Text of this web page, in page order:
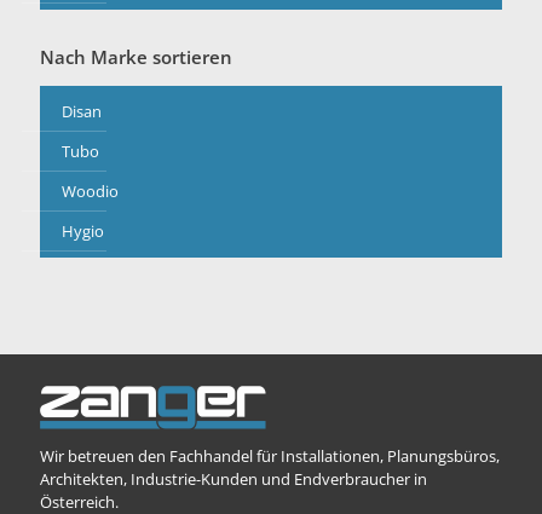
Nach Marke sortieren
Disan
Tubo
Woodio
Hygio
Wir betreuen den Fachhandel für Installationen, Planungsbüros,
Architekten, Industrie-Kunden und Endverbraucher in
Österreich.